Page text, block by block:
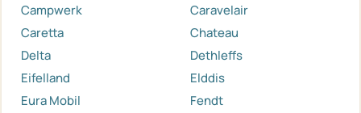
Campwerk
Caravelair
Caretta
Chateau
Delta
Dethleffs
Eifelland
Elddis
Eura Mobil
Fendt